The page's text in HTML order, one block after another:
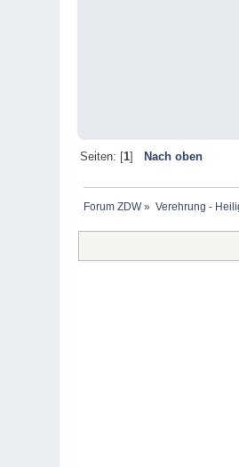
Seiten: [1]
Nach oben
Forum ZDW» Verehrung -